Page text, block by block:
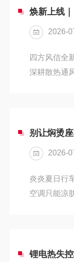
2026-
四方风信全
深耕散热通
与配套服务
重新梳理...
别让焖烫
2026-
炎炎夏日行
空调只能凉
精准选型且